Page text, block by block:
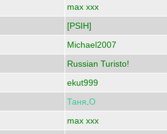
max xxx
[PSIH]
Michael2007
Russian Turisto!
ekut999
Таня О
max xxx